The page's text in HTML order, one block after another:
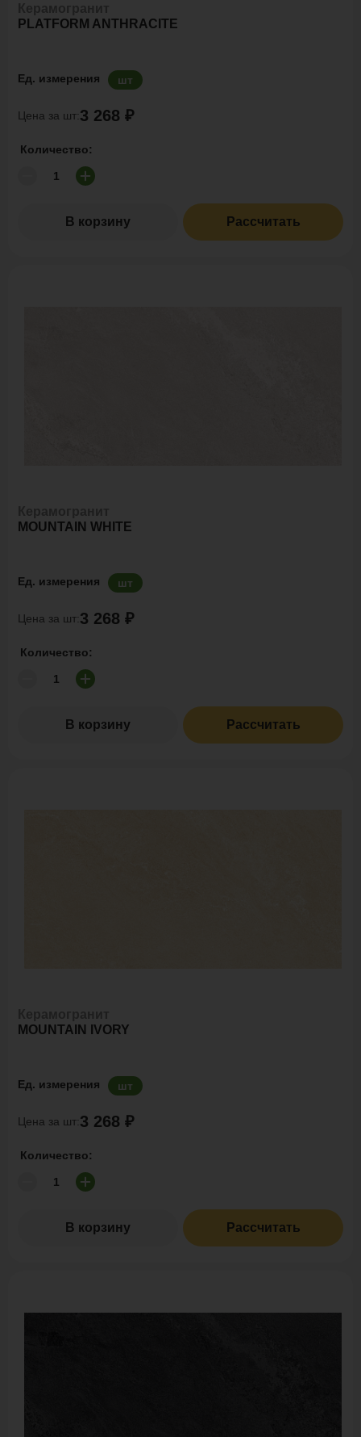
PLATFORM ANTHRACITE
Ед. измерения шт
Цена за шт:3 268 ₽
Количество:
В корзину Рассчитать
MOUNTAIN WHITE
Ед. измерения шт
Цена за шт:3 268 ₽
Количество:
В корзину Рассчитать
MOUNTAIN IVORY
Ед. измерения шт
Цена за шт:3 268 ₽
Количество:
В корзину Рассчитать